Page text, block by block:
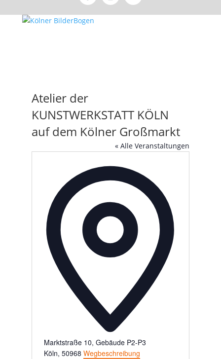
Atelier der
KUNSTWERKSTATT KÖLN
auf dem Kölner Großmarkt
« Alle Veranstaltungen
Marktstraße 10, Gebäude P2-P3
Köln, 50968 Wegbeschreibung